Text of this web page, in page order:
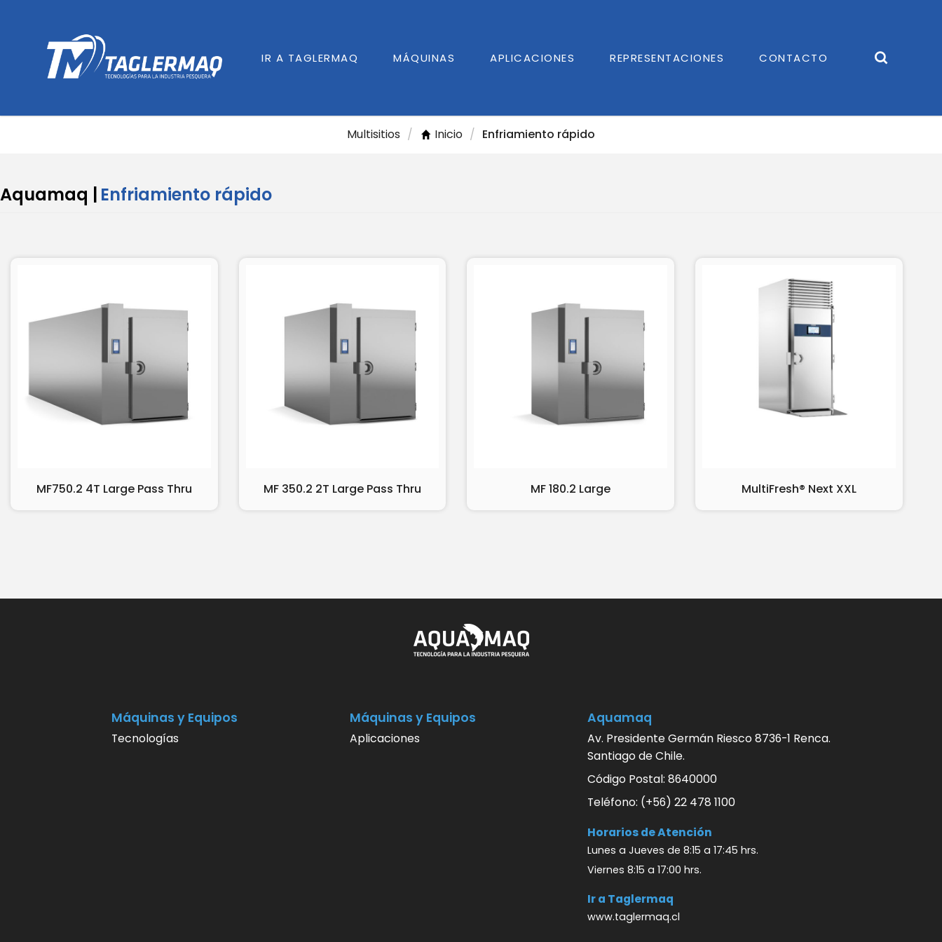
IR A TAGLERMAQ MÁQUINAS APLICACIONES REPRESENTACIONES CONTACTO
Multisitios / Inicio / Enfriamiento rápido
Aquamaq | Enfriamiento rápido
MF750.2 4T Large Pass Thru MF 350.2 2T Large Pass Thru MF 180.2 Large MultiFresh® Next XXL
Máquinas y Equipos
Tecnologías
Máquinas y Equipos
Aplicaciones
Aquamaq
Av. Presidente Germán Riesco 8736-1 Renca.
Santiago de Chile.
Código Postal: 8640000
Teléfono: (+56) 22 478 1100
Horarios de Atención
Lunes a Jueves de 8:15 a 17:45 hrs.
Viernes 8:15 a 17:00 hrs.
Ir a Taglermaq
www.taglermaq.cl